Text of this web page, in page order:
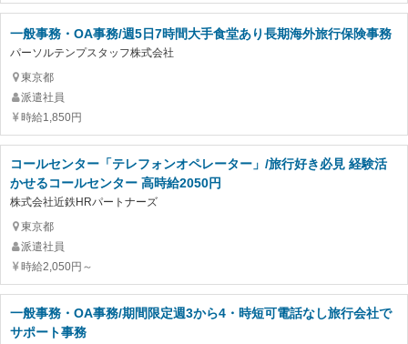
一般事務・OA事務/週5日7時間大手食堂あり長期海外旅行保険事務
パーソルテンプスタッフ株式会社
東京都
派遣社員
時給1,850円
コールセンター「テレフォンオペレーター」/旅行好き必見 経験活
かせるコールセンター 高時給2050円
株式会社近鉄HRパートナーズ
東京都
派遣社員
時給2,050円～
一般事務・OA事務/期間限定週3から4・時短可電話なし旅行会社で
サポート事務